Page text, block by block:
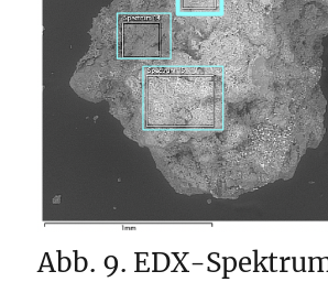
Abb. 9. EDX-